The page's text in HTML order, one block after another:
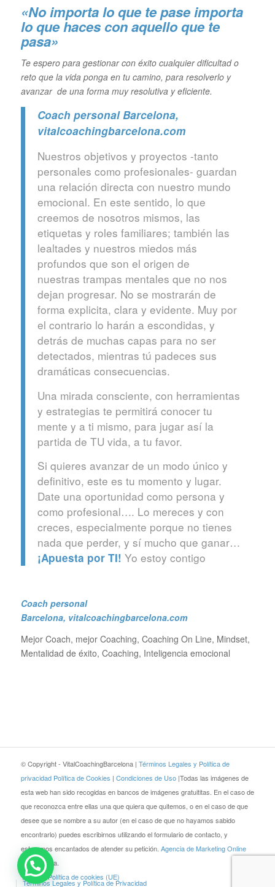
«No importa lo que te pase importa
lo que haces con aquello que te
pasa»
Te espero para gestionar con éxito cualquier dificultad o
reto que la vida ponga en tu camino, para resolverlo y
avanzar de una forma muy resolutiva y eficiente.
Coach personal Barcelona,
vitalcoachingbarcelona.com
Nuestros objetivos y proyectos -tanto
personales como profesionales- guardan
una relación directa con nuestro mundo
emocional. En este sentido, lo que
creemos de nosotros mismos, las
etiquetas y roles familiares; también las
lealtades y nuestros miedos más
profundos que son el origen de
nuestras trampas mentales que no nos
dejan progresar. No se mostrarán de
forma explicita, clara y evidente. Muy por
el contrario lo harán a escondidas, y
detrás de muchas capas para no ser
detectados, mientras tú padeces sus
dramáticas consecuencias.
Una mirada consciente, con herramientas
y estrategias te permitirá conocer tu
mente y a ti mismo, para jugar así la
partida de TU vida, a tu favor.
Si quieres avanzar de un modo único y
definitivo, este es tu momento y lugar.
Date una oportunidad como persona y
como profesional…. Lo mereces y con
creces, especialmente porque no tienes
nada que perder, y sí mucho que ganar…
¡Apuesta por TI! Yo estoy contigo
Coach personal
Barcelona, vitalcoachingbarcelona.com
Mejor Coach, mejor Coaching, Coaching On Line, Mindset,
Mentalidad de éxito, Coaching, Inteligencia emocional
© Copyright - VitalCoachingBarcelona | Términos Legales y Política de
privacidad Política de Cookies | Condiciones de Uso |Todas las imágenes de
esta web han sido recogidas en bancos de imágenes gratuititas. En el caso de
que reconozca entre ellas una que quiera que quitemos, o en el caso de que
desee que se nombre a su autor (en el caso de que no hayamos sabido
encontrarlo) puedes escribirnos utilizando el formulario de contacto, y
estaremos encantados de atender su petición. Agencia de Marketing Online
JEZZ Media.
Blog
Política de cookies (UE)
Términos Legales y Política de Privacidad